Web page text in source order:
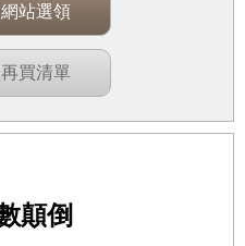
站選領
買清單
顛倒